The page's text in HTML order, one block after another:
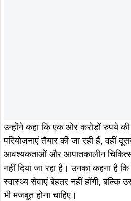
उन्होंने कहा कि एक ओर करोड़ों रुपये
परियोजनाएं तैयार की जा रही हैं, वहीं
आवश्यकताओं और आपातकालीन चिकित्सा
नहीं दिया जा रहा है। उनका कहना है
स्वास्थ्य सेवाएं बेहतर नहीं होंगी,
भी मजबूत होना चाहिए।